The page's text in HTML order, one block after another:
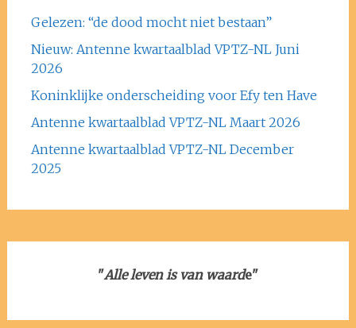
Gelezen: “de dood mocht niet bestaan”
Nieuw: Antenne kwartaalblad VPTZ-NL Juni
2026
Koninklijke onderscheiding voor Efy ten Have
Antenne kwartaalblad VPTZ-NL Maart 2026
Antenne kwartaalblad VPTZ-NL December
2025
"Alle leven is van waarde"